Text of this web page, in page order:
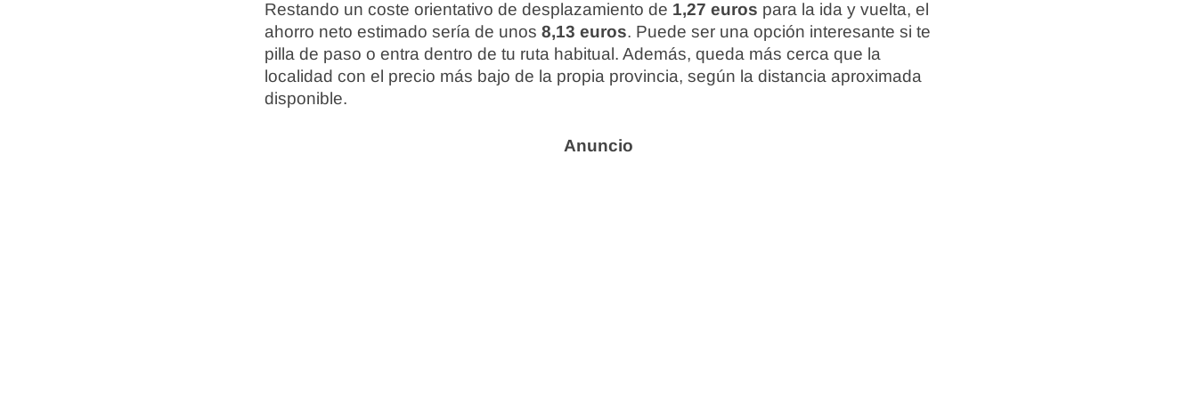
Restando un coste orientativo de desplazamiento de 1,27 euros para la ida y vuelta, el
ahorro neto estimado sería de unos 8,13 euros. Puede ser una opción interesante si te
pilla de paso o entra dentro de tu ruta habitual. Además, queda más cerca que la
localidad con el precio más bajo de la propia provincia, según la distancia aproximada
disponible.